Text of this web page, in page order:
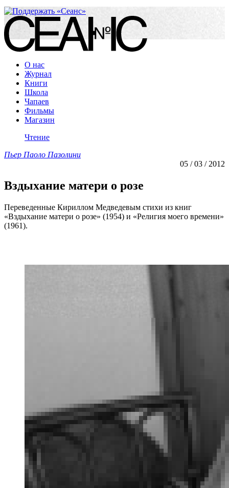
О нас
Журнал
Книги
Школа
Чапаев
Фильмы
Магазин
Чтение
Пьер Паоло Пазолини
05 / 03 / 2012
Вздыхание матери о розе
Переведенные Кириллом Медведевым стихи из книг
«Вздыхание матери о розе» (1954) и «Религия моего времени»
(1961).